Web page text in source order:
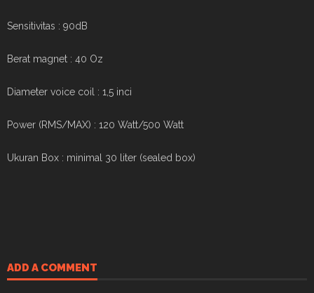
Sensitivitas : 90dB
Berat magnet : 40 Oz
Diameter voice coil : 1,5 inci
Power (RMS/MAX) : 120 Watt/500 Watt
Ukuran Box : minimal 30 liter (sealed box)
ADD A COMMENT